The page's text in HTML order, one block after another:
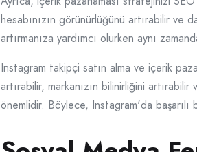
hesabınızın görünürlüğünü artırabilir ve
artırmanıza yardımcı olurken aynı
Instagram takipçi satın alma ve içerik
artırabilir, markanızın bilinirliğini
önemlidir. Böylece, Instagram'da başarılı